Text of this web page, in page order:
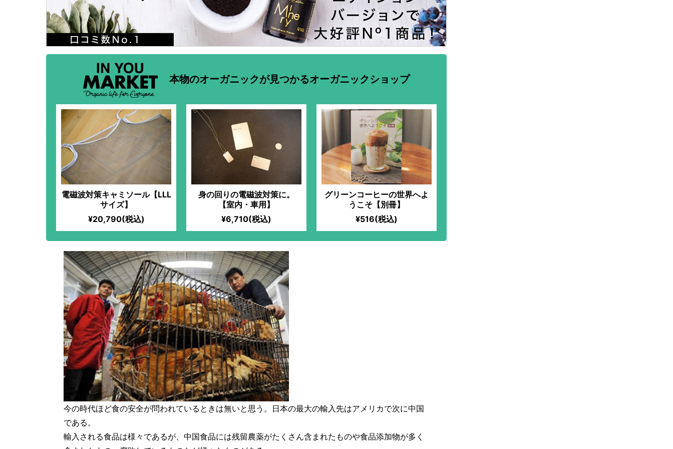
本物のオーガニックが見つかるオーガニックショップ
電磁波対策キャミソール【LLL
サイズ】
¥20,790(税込)
身の回りの電磁波対策に。
【室内・車用】
¥6,710(税込)
グリーンコーヒーの世界へよ
うこそ【別冊】
¥516(税込)
今の時代ほど食の安全が問われているときは無いと思う。日本の最大の輸入先はアメリカで次に中国
である。
輸入される食品は様々であるが、中国食品には残留農薬がたくさん含まれたものや食品添加物が多く